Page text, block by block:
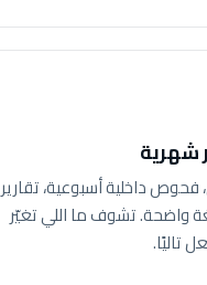
شهرية
داخلية أسبوعية، تقارير
واضحة. تشوف ما اللي تغيّر
تاليًا.